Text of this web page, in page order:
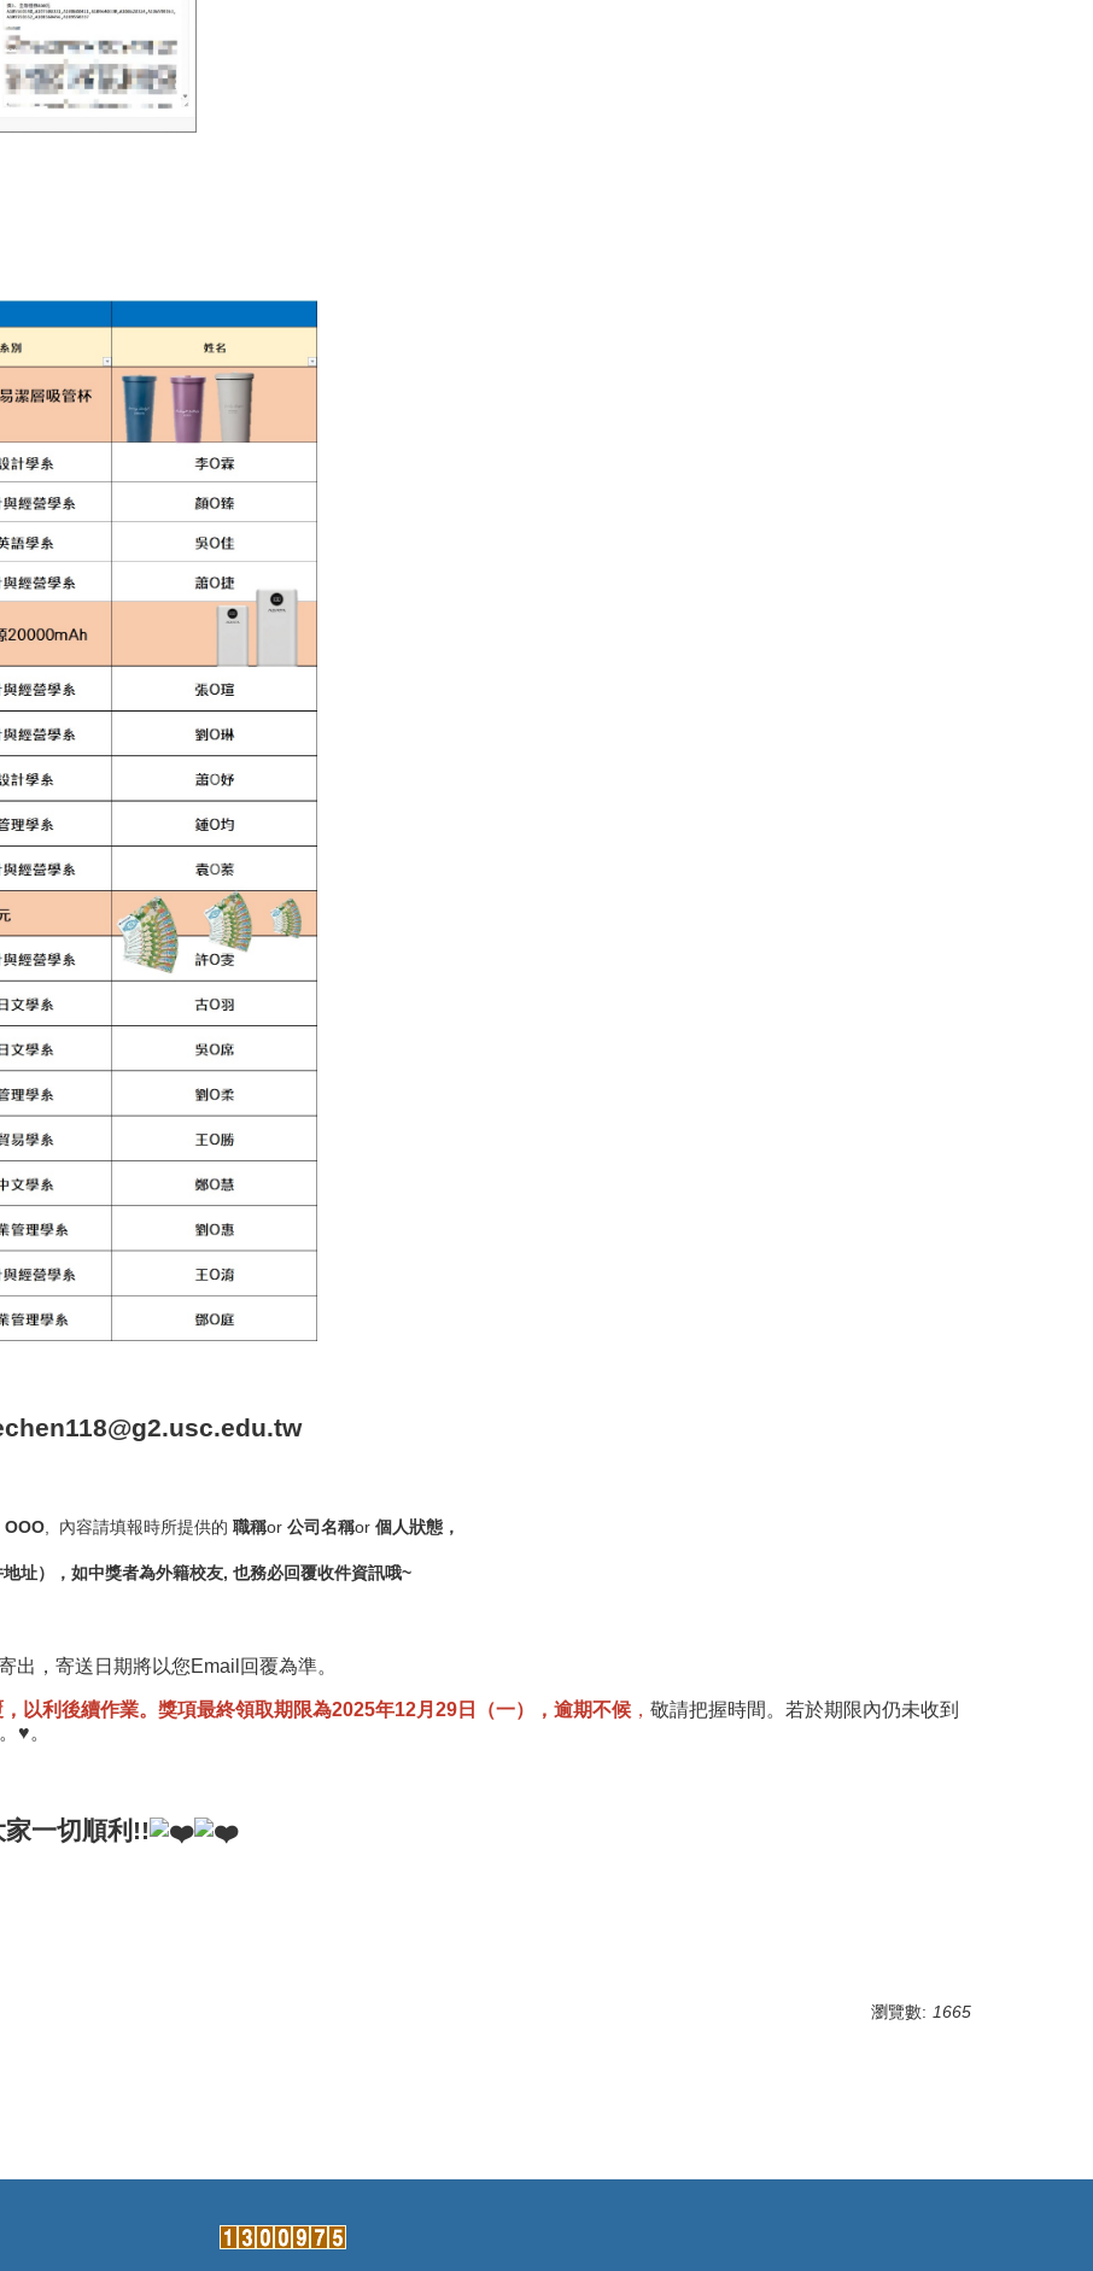
OOO , 內容請填報時所提供的 職稱or 公司名稱or 個人狀態，
地址），如中獎者為外籍校友, 也務必回覆收件資訊哦~
出，寄送日期將以您Email回覆為準。
以利後續作業。獎項最終領取期限為2025年12月29日（一），逾期不候 ， 敬請把握時間。若於期限內仍未收到
♥️。
一切順利!!
瀏覽數: 1665